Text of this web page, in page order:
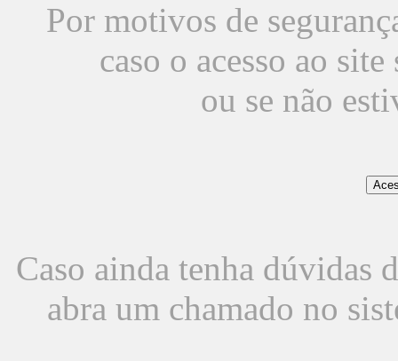
Por motivos de
caso o acesso ao
ou se não
Caso ainda tenha dúvidas
abra um chamado no